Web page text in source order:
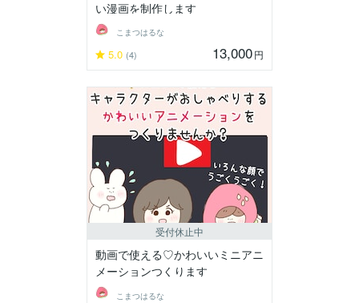
い漫画を制作します
こまつはるな
5.0 (4) 13,000円
受付休止中
動画で使える♡かわいいミニアニ
メーションつくります
こまつはるな